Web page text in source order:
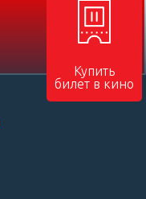
Купить
билет в кино